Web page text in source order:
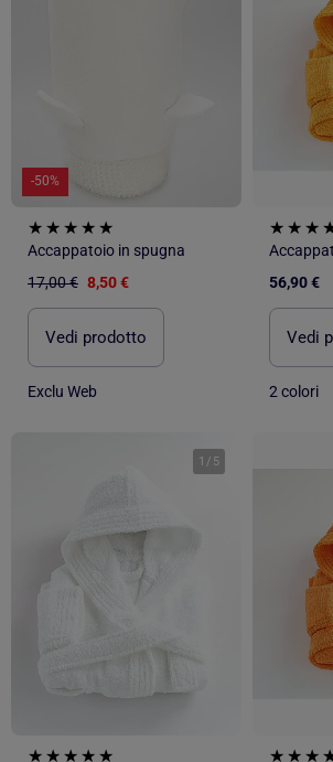
-50%
Accappatoio in spugna
17,00 € 8,50 €
Vedi prodotto
Exclu Web
56,90 €
Vedi
2 colori
1 / 5